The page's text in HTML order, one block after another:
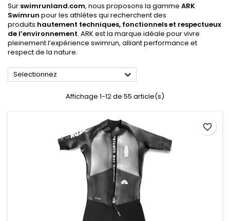
Sur swimrunland.com, nous proposons la gamme ARK
Swimrun pour les athlètes qui recherchent des
produits hautement techniques, fonctionnels et respectueux
de l’environnement. ARK est la marque idéale pour vivre
pleinement l’expérience swimrun, alliant performance et
respect de la nature.
Selectionnez 
Affichage 1-12 de 55 article(s)
favorite_border